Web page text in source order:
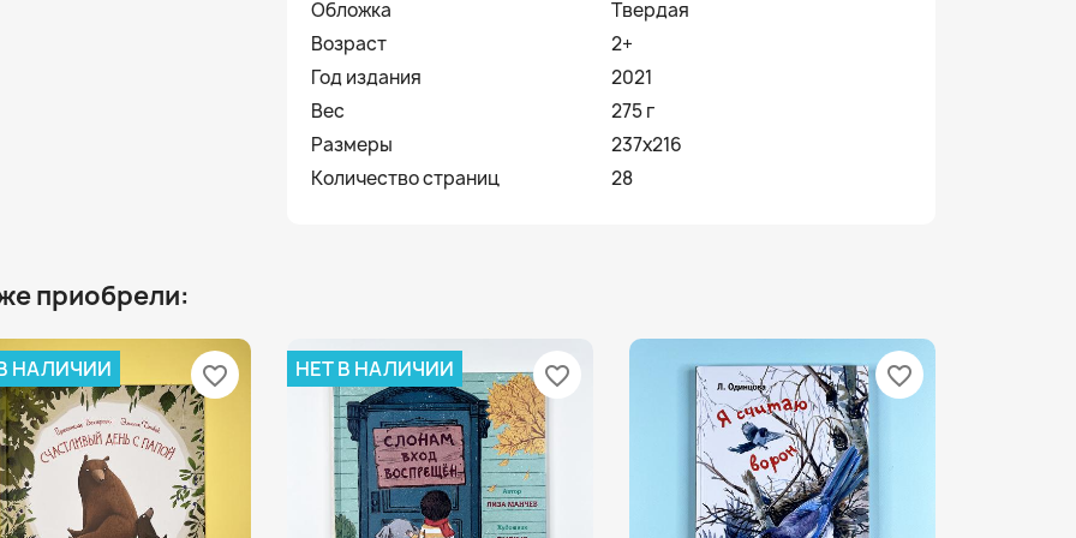
Обложка
Твердая
Возраст
2+
Год издания
2021
Вес
275 г
Размеры
237x216
Количество страниц
28
приобрели:
НАЛИЧИИ favorite_border НЕТ В НАЛИЧИИ favorite_border favorite_border